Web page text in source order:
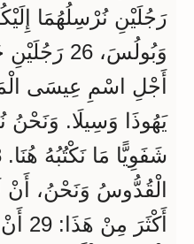
رَجُلَيْنِ نُرْسِلُهُمَا
وَبُولُسَ،
يَهُوذَا وَسِيلَا. وَنَحْنُ
الْقُدُّوسُ وَنَحْنُ، أَنْ